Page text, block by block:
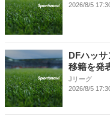
2026/8/5
DFハッ
移籍を発
Jリーグ
2026/8/5